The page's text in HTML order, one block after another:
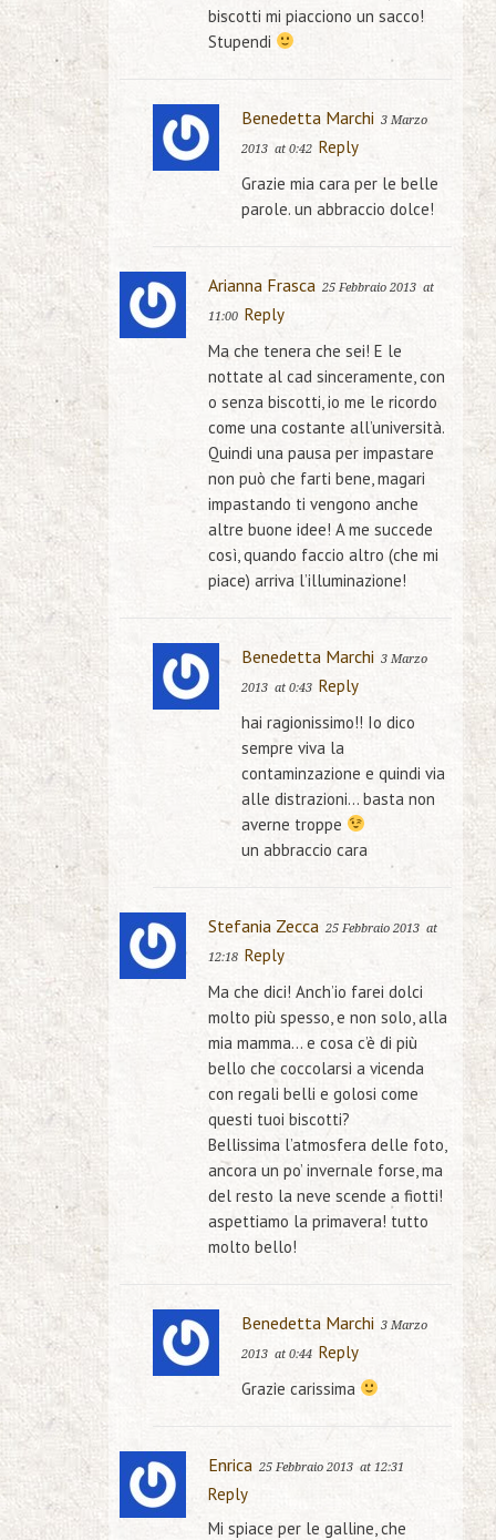
biscotti mi piacciono un sacco!
Stupendi
Benedetta Marchi 3 Marzo
2013 at 0:42 Reply
Grazie mia cara per le belle
parole. un abbraccio dolce!
Arianna Frasca 25 Febbraio 2013 at
11:00 Reply
Ma che tenera che sei! E le
nottate al cad sinceramente, con
o senza biscotti, io me le ricordo
come una costante all’università.
Quindi una pausa per impastare
non può che farti bene, magari
impastando ti vengono anche
altre buone idee! A me succede
così, quando faccio altro (che mi
piace) arriva l’illuminazione!
Benedetta Marchi 3 Marzo
2013 at 0:43 Reply
hai ragionissimo!! Io dico
sempre viva la
contaminzazione e quindi via
alle distrazioni… basta non
averne troppe
un abbraccio cara
Stefania Zecca 25 Febbraio 2013 at
12:18 Reply
Ma che dici! Anch’io farei dolci
molto più spesso, e non solo, alla
mia mamma… e cosa c’è di più
bello che coccolarsi a vicenda
con regali belli e golosi come
questi tuoi biscotti?
Bellissima l’atmosfera delle foto,
ancora un po’ invernale forse, ma
del resto la neve scende a fiotti!
aspettiamo la primavera! tutto
molto bello!
Benedetta Marchi 3 Marzo
2013 at 0:44 Reply
Grazie carissima
Enrica 25 Febbraio 2013 at 12:31
Reply
Mi spiace per le galline, che